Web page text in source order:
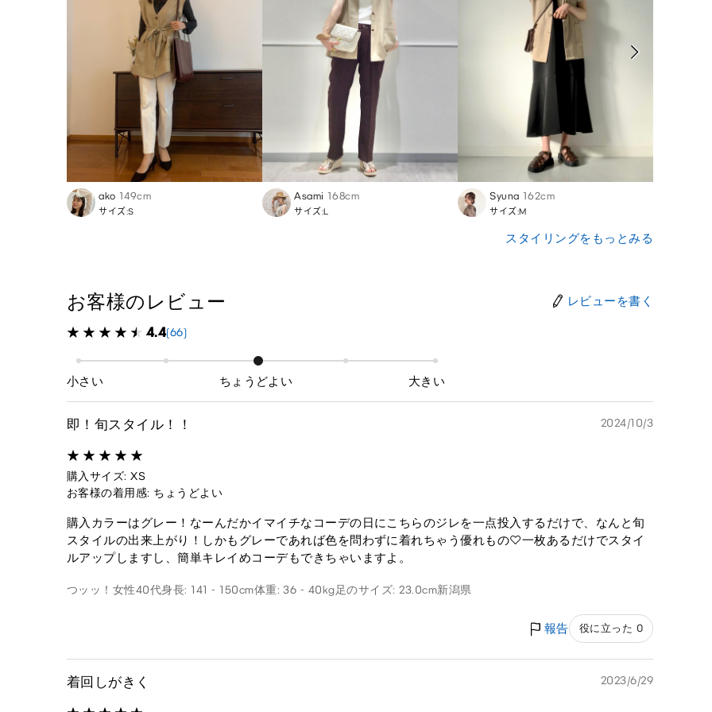
ako 149cm
サイズ:S
Asami 168cm
サイズ:L
Syuna 162cm
サイズ:M
スタイリングをもっとみる
お客様のレビュー レビューを書く
4.4(66)
小さい ちょうどよい 大きい
即！旬スタイル！！ 2024/10/3
購入サイズ: XS
お客様の着用感: ちょうどよい
購入カラーはグレー！なーんだかイマイチなコーデの日にこちらのジレを一点投入するだけで、なんと旬
スタイルの出来上がり！しかもグレーであれば色を問わずに着れちゃう優れもの♡一枚あるだけでスタイ
ルアップしますし、簡単キレイめコーデもできちゃいますよ。
つッッ！ 女性40代身長: 141 - 150cm体重: 36 - 40kg足のサイズ: 23.0cm新潟県
報告 役に立った 0
着回しがきく 2023/6/29